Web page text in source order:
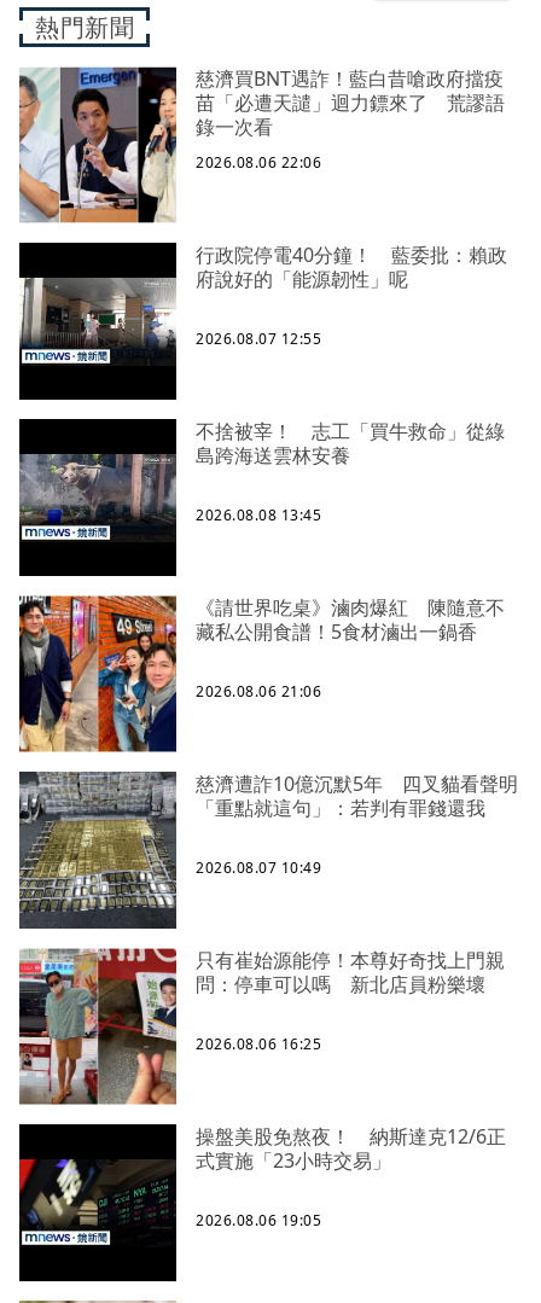
熱門新聞
慈濟買BNT遇詐！藍白昔嗆政府擋疫
苗「必遭天譴」迴力鏢來了 荒謬語
錄一次看
2026.08.06 22:06
行政院停電40分鐘！ 藍委批：賴政
府說好的「能源韌性」呢
2026.08.07 12:55
不捨被宰！ 志工「買牛救命」從綠
島跨海送雲林安養
2026.08.08 13:45
《請世界吃桌》滷肉爆紅 陳隨意不
藏私公開食譜！5食材滷出一鍋香
2026.08.06 21:06
慈濟遭詐10億沉默5年 四叉貓看聲明
「重點就這句」：若判有罪錢還我
2026.08.07 10:49
只有崔始源能停！本尊好奇找上門親
問：停車可以嗎 新北店員粉樂壞
2026.08.06 16:25
操盤美股免熬夜！ 納斯達克12/6正
式實施「23小時交易」
2026.08.06 19:05